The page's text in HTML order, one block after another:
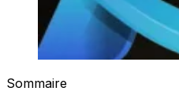
Sommaire